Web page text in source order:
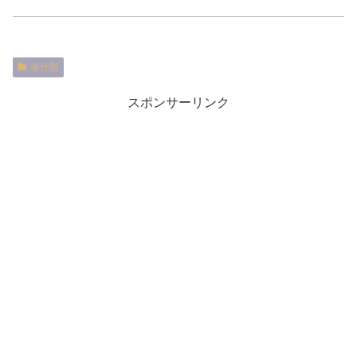
未分類
スポンサーリンク